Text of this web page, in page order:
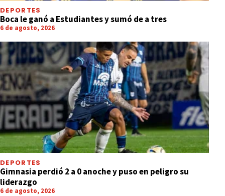
DEPORTES
Boca le ganó a Estudiantes y sumó de a tres
6 de agosto, 2026
DEPORTES
Gimnasia perdió 2 a 0 anoche y puso en peligro su
liderazgo
6 de agosto, 2026